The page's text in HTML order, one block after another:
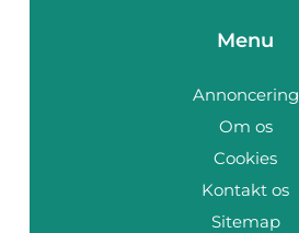
Menu
Annoncering
Om os
Cookies
Kontakt os
Sitemap